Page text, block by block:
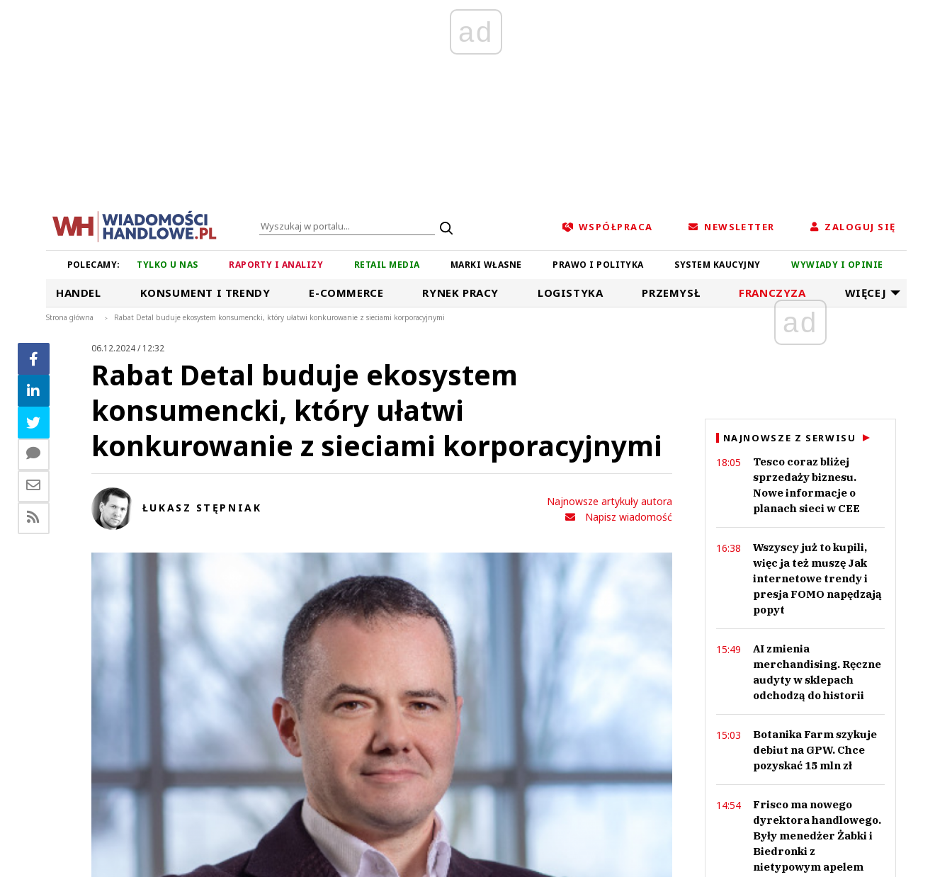
ad
WSPÓŁPRACA NEWSLETTER ZALOGUJ SIĘ
POLECAMY: TYLKO U NAS RAPORTY I ANALIZY RETAIL MEDIA MARKI WŁASNE PRAWO I POLITYKA SYSTEM KAUCYJNY WYWIADY I OPINIE
HANDEL KONSUMENT I TRENDY E-COMMERCE RYNEK PRACY LOGISTYKA PRZEMYSŁ FRANCZYZA WIĘCEJ
Strona główna > Rabat Detal buduje ekosystem konsumencki, który ułatwi konkurowanie z sieciami korporacyjnymi
06.12.2024 / 12:32
Rabat Detal buduje ekosystem
konsumencki, który ułatwi
konkurowanie z sieciami korporacyjnymi
ŁUKASZ STĘPNIAK
Najnowsze artykuły autora
Napisz wiadomość
ad
NAJNOWSZE Z SERWISU
18:05
Tesco coraz bliżej
sprzedaży biznesu.
Nowe informacje o
planach sieci w CEE
16:38
Wszyscy już to kupili,
więc ja też muszę Jak
internetowe trendy i
presja FOMO napędzają
popyt
15:49
AI zmienia
merchandising. Ręczne
audyty w sklepach
odchodzą do historii
15:03
Botanika Farm szykuje
debiut na GPW. Chce
pozyskać 15 mln zł
14:54
Frisco ma nowego
dyrektora handlowego.
Były menedżer Żabki i
Biedronki z
nietypowym apelem